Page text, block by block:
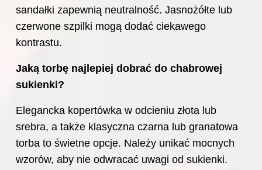
sandałki zapewnią neutralność. Jasnożółte lub
czerwone szpilki mogą dodać ciekawego
kontrastu.
Jaką torbę najlepiej dobrać do chabrowej
sukienki?
Elegancka kopertówka w odcieniu złota lub
srebra, a także klasyczna czarna lub granatowa
torba to świetne opcje. Należy unikać mocnych
wzorów, aby nie odwracać uwagi od sukienki.